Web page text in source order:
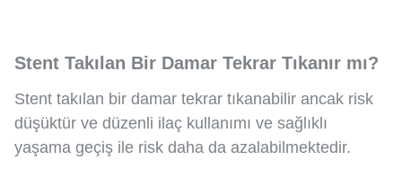
Stent Takılan Bir Damar Tekrar Tıkanır mı?
Stent takılan bir damar tekrar tıkanabilir ancak risk
düşüktür ve düzenli ilaç kullanımı ve sağlıklı
yaşama geçiş ile risk daha da azalabilmektedir.